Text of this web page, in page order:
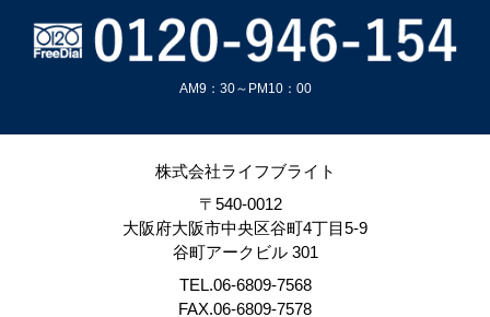
AM9：30～PM10：00
株式会社ライフブライト
〒540-0012
大阪府大阪市中央区谷町4丁目5-9
谷町アークビル 301
TEL.06-6809-7568
FAX.06-6809-7578